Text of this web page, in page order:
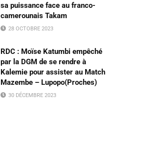
sa puissance face au franco-
camerounais Takam
28 OCTOBRE 2023
RDC : Moïse Katumbi empêché
par la DGM de se rendre à
Kalemie pour assister au Match
Mazembe – Lupopo(Proches)
30 DÉCEMBRE 2023